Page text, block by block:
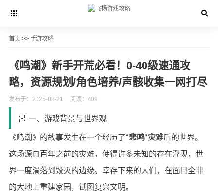
首页 >> 手游攻略
《鸣潮》新手开荒必看！0-40级速通攻
略，资源规划/角色培养/声骸收集一网打尽
发布于：2025-08-21 阅读：409
🌌 一、游戏背景与世界观
《鸣潮》的故事发生在一个经历了“悲鸣”灾难后的世界。
这场源自百年之前的灾难，使得许多未知的存在浮现，世
界一度滑落到毁灭的边缘。幸存下来的人们，在面目全非
的大地上重建家园，试图复兴文明。